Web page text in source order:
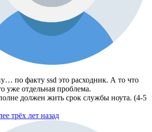
по факту ssd это расходник. А то что
уже отдельная проблема.
должен жить срок службы ноута. (4-5
трёх лет назад